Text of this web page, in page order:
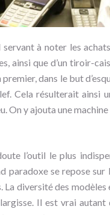
à noter les
ainsi que d’un tiroir-
dans le but
Cela résulterait ainsi
On y ajouta une machine
l’outil le plus
paradoxe se repose
diversité des
Il est vrai